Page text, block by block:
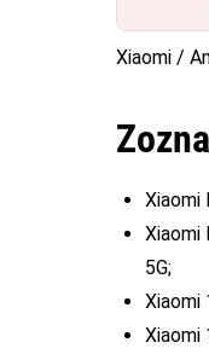
Xiaomi /
Xiaomi
5G;
Xiaomi